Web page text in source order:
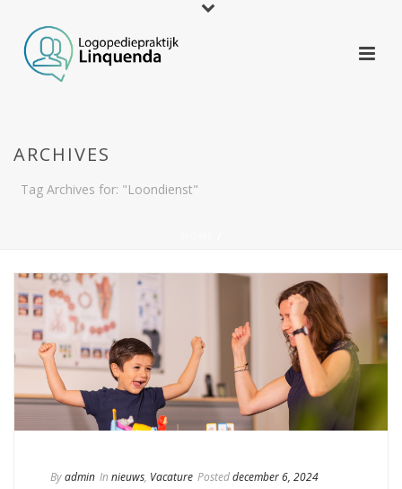
ARCHIVES
Tag Archives for: "Loondienst"
Byadmin In nieuws, Vacature Posteddecember 6, 2024